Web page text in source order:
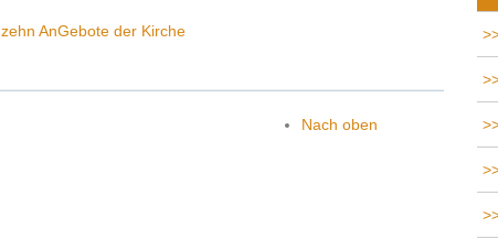
zehn AnGebote der Kirche
Nach oben